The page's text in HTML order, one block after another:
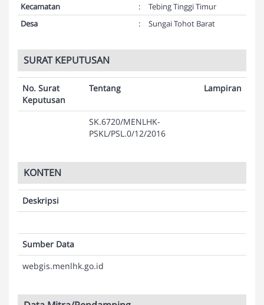
Kecamatan
:
Tebing Tinggi Timur
Desa
: Sungai Tohot Barat
SURAT KEPUTUSAN
No. Surat
Keputusan
Tentang Lampiran
SK.6720/MENLHK-
PSKL/PSL.0/12/2016
KONTEN
Deskripsi
Sumber Data
webgis.menlhk.go.id